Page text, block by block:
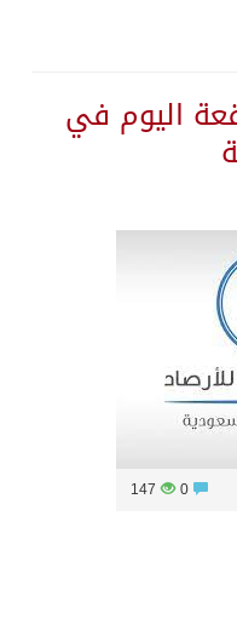
اليوم في
147